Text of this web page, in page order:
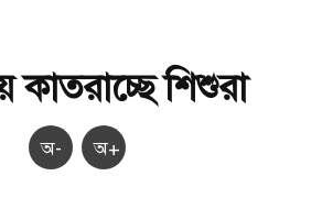
কাতরাচ্ছে শিশুরা
অ- অ+